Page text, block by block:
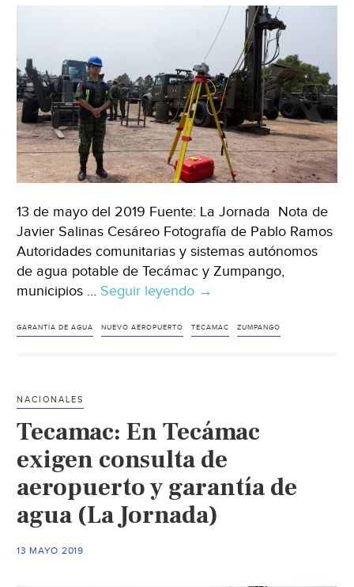
13 de mayo del 2019 Fuente: La Jornada Nota de
Javier Salinas Cesáreo Fotografía de Pablo Ramos
Autoridades comunitarias y sistemas autónomos
de agua potable de Tecámac y Zumpango,
municipios … Seguir leyendo Estado
México:
de
aeropuerto
y
garantía
de
agua
→
GARANTÍA DE AGUA NUEVO AEROPUERTO TECAMAC ZUMPANGO
NACIONALES
Tecamac: En Tecámac
exigen consulta de
aeropuerto y garantía de
agua (La Jornada)
13 MAYO 2019